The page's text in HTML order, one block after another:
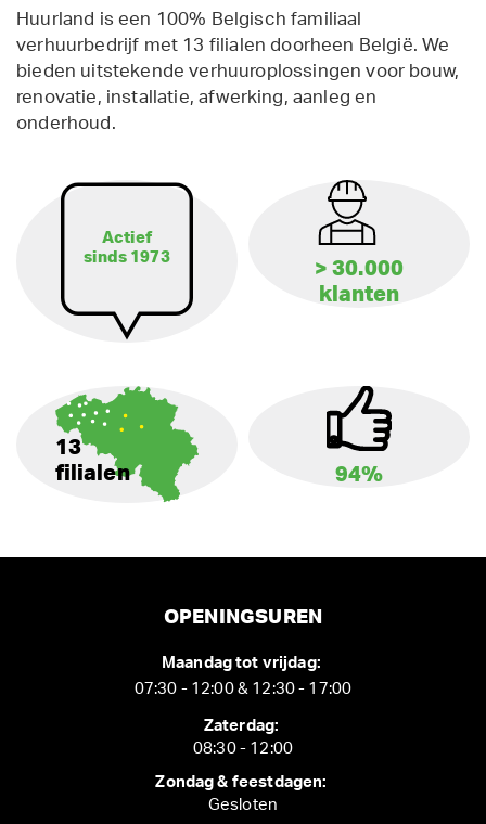
Huurland is een 100% Belgisch familiaal
verhuurbedrijf met 13 filialen doorheen België. We
bieden uitstekende verhuuroplossingen voor bouw,
renovatie, installatie, afwerking, aanleg en
onderhoud.
Actief
sinds 1973
> 30.000
klanten
13
filialen
94%
OPENINGSUREN
Maandag tot vrijdag:
07:30 - 12:00 & 12:30 - 17:00
Zaterdag:
08:30 - 12:00
Zondag & feestdagen:
Gesloten